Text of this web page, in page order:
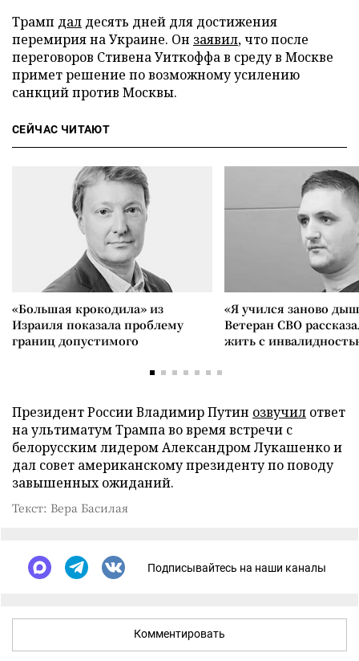
Трамп дал десять дней для достижения
перемирия на Украине. Он заявил, что после
переговоров Стивена Уиткоффа в среду в Москве
примет решение по возможному усилению
санкций против Москвы.
СЕЙЧАС ЧИТАЮТ
«Большая крокодила» из
Израиля показала проблему
границ допустимого
«Я учился заново
Ветеран СВО
жить с
Президент России Владимир Путин озвучил ответ
на ультиматум Трампа во время встречи с
белорусским лидером Александром Лукашенко и
дал совет американскому президенту по поводу
завышенных ожиданий.
Текст: Вера Басилая
Подписывайтесь на наши каналы
Комментировать